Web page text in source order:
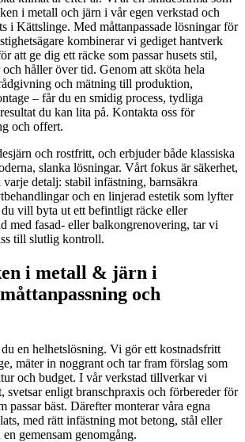
i metall och järn i vår egen verkstad och
i Kättslinge. Med måttanpassade lösningar för
kombinerar vi gediget hantverk
att ge dig ett räcke som passar husets stil,
håller över tid. Genom att sköta hela
och mätning till produktion,
– får du en smidig process, tydliga
du kan lita på. Kontakta oss för
och offert.
och rostfritt, och erbjuder både klassiska
slanka lösningar. Vårt fokus är säkerhet,
detalj: stabil infästning, barnsäkra
och en linjerad estetik som lyfter
du vill byta ut ett befintligt räcke eller
med fasad- eller balkongrenovering, tar vi
till slutlig kontroll.
i metall & järn i
och
en helhetslösning. Vi gör ett kostnadsfritt
mäter in noggrant och tar fram förslag som
och budget. I vår verkstad tillverkar vi
svetsar enligt branschpraxis och förbereder för
passar bäst. Därefter monterar våra egna
med rätt infästning mot betong, stål eller
gemensam genomgång.